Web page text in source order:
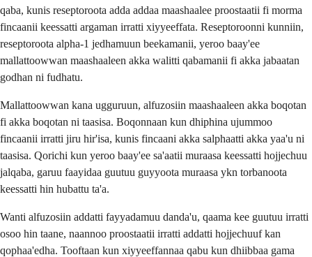
qaba, kunis reseptoroota adda addaa maashaalee proostaatii fi morma
fincaanii keessatti argaman irratti xiyyeeffata. Reseptoroonni kunniin,
reseptoroota alpha-1 jedhamuun beekamanii, yeroo baay'ee
mallattoowwan maashaaleen akka walitti qabamanii fi akka jabaatan
godhan ni fudhatu.
Mallattoowwan kana ugguruun, alfuzosiin maashaaleen akka boqotan
fi akka boqotan ni taasisa. Boqonnaan kun dhiphina ujummoo
fincaanii irratti jiru hir'isa, kunis fincaani akka salphaatti akka yaa'u ni
taasisa. Qorichi kun yeroo baay'ee sa'aatii muraasa keessatti hojjechuu
jalqaba, garuu faayidaa guutuu guyyoota muraasa ykn torbanoota
keessatti hin hubattu ta'a.
Wanti alfuzosiin addatti fayyadamuu danda'u, qaama kee guutuu irratti
osoo hin taane, naannoo proostaatii irratti addatti hojjechuuf kan
qophaa'edha. Tooftaan kun xiyyeeffannaa qabu kun dhiibbaa gama